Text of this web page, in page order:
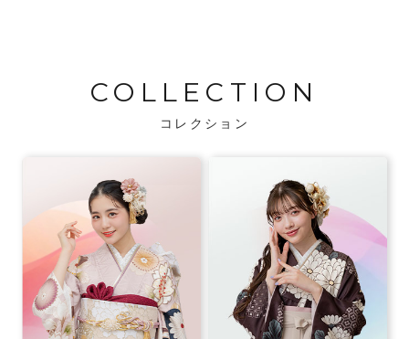
COLLECTION
コレクション